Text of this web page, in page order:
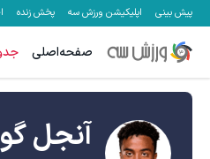
پیش بینی اپلیکیشن ورزش سه پخش زنده
صفحه‌اصلی
آنجل